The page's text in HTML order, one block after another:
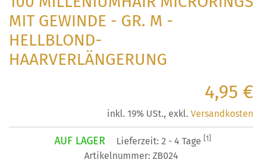
MIT GEWINDE - GR. M -
HELLBLOND-
HAARVERLÄNGERUNG
4,95 €
inkl. 19% USt., exkl. Versandkosten
AUF LAGER Lieferzeit: 2 - 4 Tage [1]
Artikelnummer: ZB024